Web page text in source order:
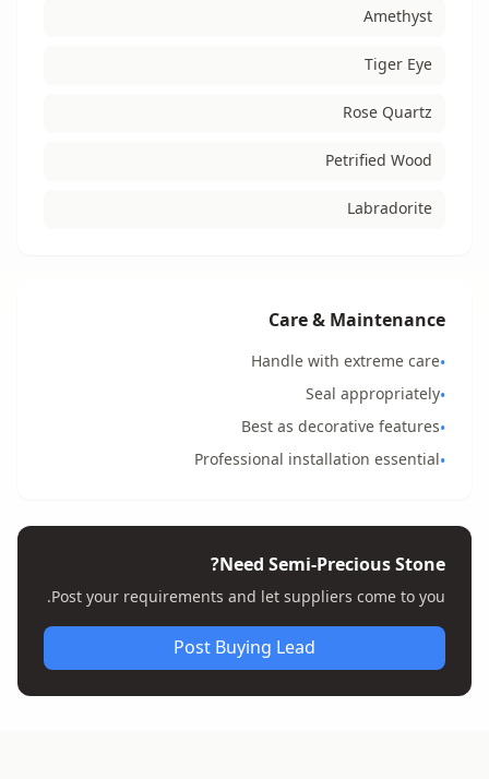
Amethyst
Tiger Eye
Rose Quartz
Petrified Wood
Labradorite
Care & Maintenance
•
Handle with extreme care
•
Seal appropriately
•
Best as decorative features
•
Professional installation essential
Need Semi-Precious Stone?
Post your requirements and let suppliers come to you.
Post Buying Lead